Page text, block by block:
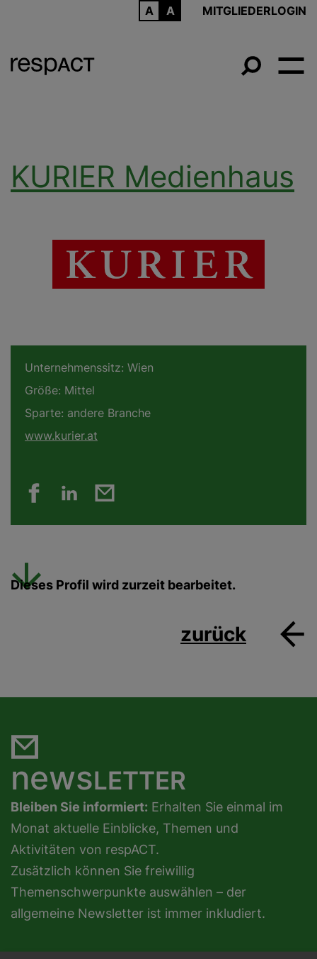
MITGLIEDERLOGIN
KURIER Medienhaus
Unternehmenssitz: Wien
Größe: Mittel
Sparte: andere Branche
www.kurier.at
Dieses Profil wird zurzeit bearbeitet.
zurück
newsLETTER
Bleiben Sie informiert: Erhalten Sie einmal im
Monat aktuelle Einblicke, Themen und
Aktivitäten von respACT.
Zusätzlich können Sie freiwillig
Themenschwerpunkte auswählen – der
allgemeine Newsletter ist immer inkludiert.